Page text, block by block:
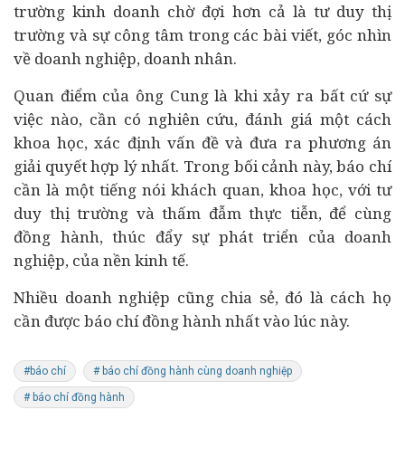
trường kinh doanh chờ đợi hơn cả là tư duy thị
trường và sự công tâm trong các bài viết, góc nhìn
về doanh nghiệp, doanh nhân.
Quan điểm của ông Cung là khi xảy ra bất cứ sự
việc nào, cần có nghiên cứu, đánh giá một cách
khoa học, xác định vấn đề và đưa ra phương án
giải quyết hợp lý nhất. Trong bối cảnh này, báo chí
cần là một tiếng nói khách quan, khoa học, với tư
duy thị trường và thấm đẫm thực tiễn, để cùng
đồng hành, thúc đẩy sự phát triển của doanh
nghiệp, của nền kinh tế.
Nhiều doanh nghiệp cũng chia sẻ, đó là cách họ
cần được báo chí đồng hành nhất vào lúc này.
#báo chí # báo chí đồng hành cùng doanh nghiệp
# báo chí đồng hành